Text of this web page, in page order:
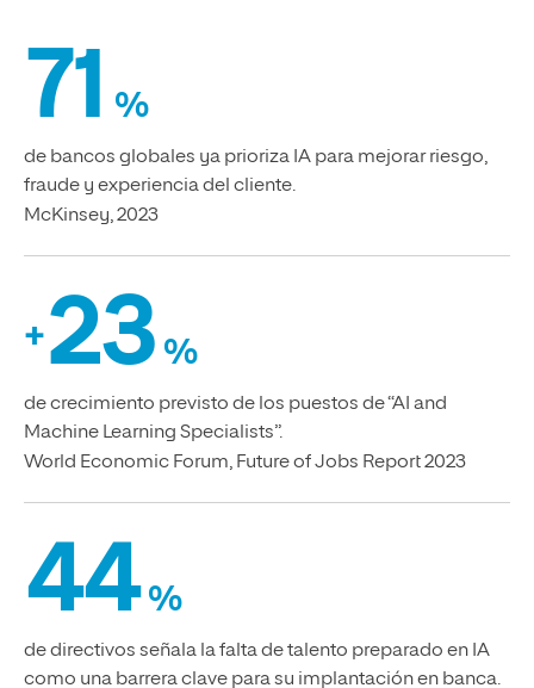
71 %
de bancos globales ya prioriza IA para mejorar riesgo,
fraude y experiencia del cliente.
McKinsey, 2023
+23 %
de crecimiento previsto de los puestos de “AI and
Machine Learning Specialists”.
World Economic Forum, Future of Jobs Report 2023
44 %
de directivos señala la falta de talento preparado en IA
como una barrera clave para su implantación en banca.